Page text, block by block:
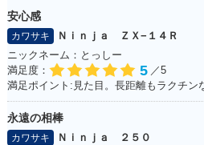
安心感
カワサキ
Ｎｉｎｊａ ＺＸ−１４Ｒ
ニックネーム：とっしー
満足度：
5 ／5
満足ポイント:見た目。長距離もラクチン
永遠の相棒
カワサキ
Ｎｉｎｊａ ２５０